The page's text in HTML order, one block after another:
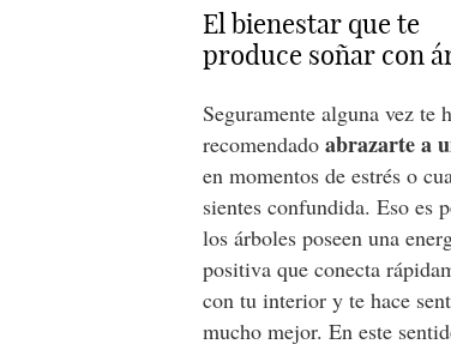
El bienestar que te
produce soñar con
Seguramente alguna vez te
recomendadoabrazarte a
en momentos de estrés o
sientes confundida. Eso es
los árboles poseen una
positiva que conecta
con tu interior y te hace
mucho mejor. En este